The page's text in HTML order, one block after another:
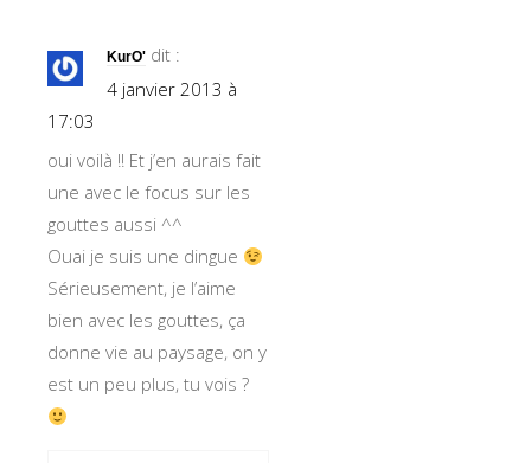
KurO' dit :
4 janvier 2013 à
17:03
oui voilà !! Et j’en aurais fait
une avec le focus sur les
gouttes aussi ^^
Ouai je suis une dingue
Sérieusement, je l’aime
bien avec les gouttes, ça
donne vie au paysage, on y
est un peu plus, tu vois ?